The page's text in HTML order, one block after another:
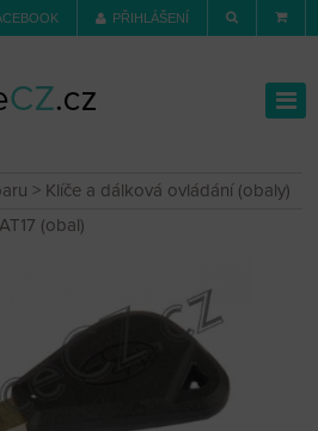
PŘIHLÁŠENÍ
> Klíče a dálková ovládání (obaly)
(obal)